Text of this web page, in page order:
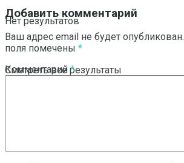
Нет результатов
Смотреть все результаты
Добавить комментарий
Ваш адрес email не будет опубликован.
поля помечены *
Комментарий*